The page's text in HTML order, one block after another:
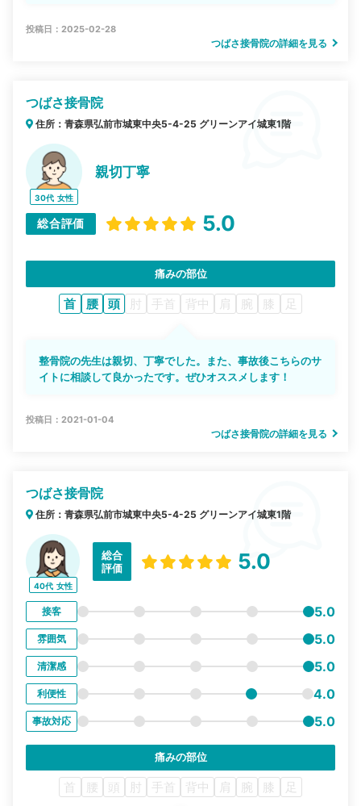
投稿日：2025-02-28
つばさ接骨院の詳細を見る
つばさ接骨院
住所：青森県弘前市城東中央5-4-25 グリーンアイ城東1階
30代 女性
親切丁寧
総合評価 5.0
痛みの部位
首 腰 頭 肘 手首 背中 肩 腕 膝 足
整骨院の先生は親切、丁寧でした。また、事故後こちらのサ
イトに相談して良かったです。ぜひオススメします！
投稿日：2021-01-04
つばさ接骨院の詳細を見る
つばさ接骨院
住所：青森県弘前市城東中央5-4-25 グリーンアイ城東1階
40代 女性
総合
評価
5.0
接客 5.0
雰囲気 5.0
清潔感 5.0
利便性 4.0
事故対応 5.0
痛みの部位
首 腰 頭 肘 手首 背中 肩 腕 膝 足